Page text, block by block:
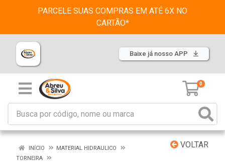
PARCELE SUAS COMPRAS EM ATÉ 6X NO
CARTÃO*
Baixe já nosso APP
0
VOLTAR
INÍCIO
MATERIAL HIDRAULICO
TORNEIRA